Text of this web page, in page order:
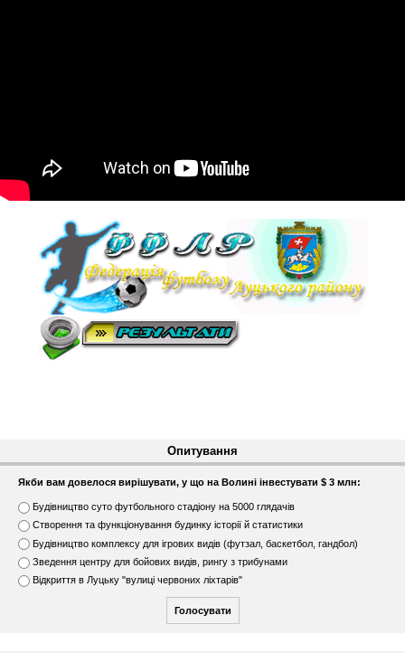
Опитування
Якби вам довелося вирішувати, у що на Волині інвестувати $ 3 млн:
В
а
р
і
а
н
Будівництво суто футбольного стадіону на 5000 глядачів
Створення та функціонування будинку історії й статистики
Будівництво комплексу для ігрових видів (футзал, баскетбол, гандбол)
Зведення центру для бойових видів, рингу з трибунами
Відкриття в Луцьку "вулиці червоних ліхтарів"